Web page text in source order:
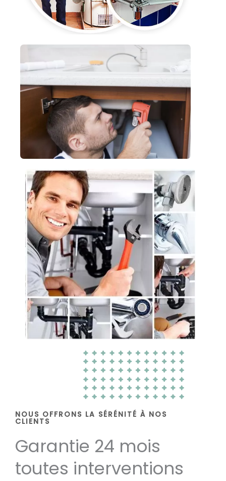
NOUS OFFRONS LA SÉRÉNITÉ À NOS
CLIENTS
Garantie 24 mois
toutes interventions